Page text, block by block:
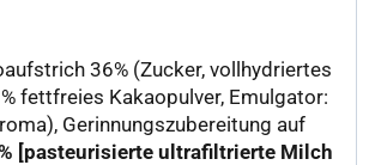
36% (Zucker, vollhydriertes
fettfreies Kakaopulver, Emulgator:
Gerinnungszubereitung auf
[pasteurisierte ultrafiltrierte Milch